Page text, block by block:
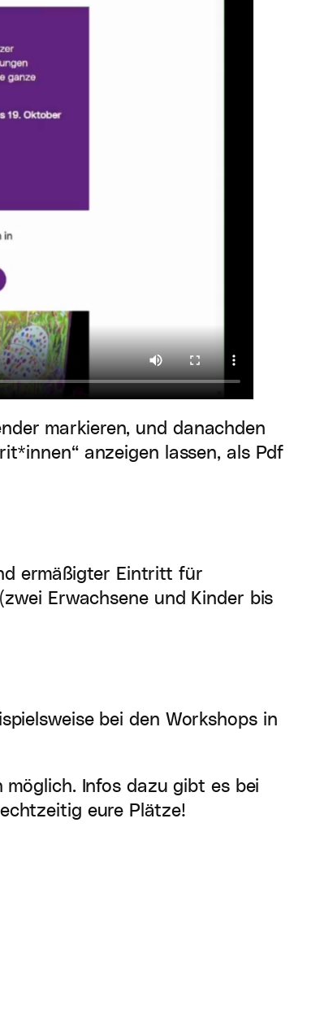
markieren, und danachden
anzeigen lassen, als Pdf
ermäßigter Eintritt für
Erwachsene und Kinder bis
bei den Workshops in
Infos dazu gibt es bei
eure Plätze!